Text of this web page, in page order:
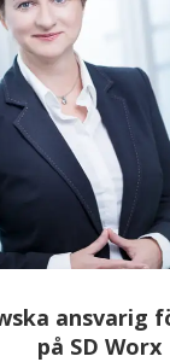
ansvarig
på SD Worx